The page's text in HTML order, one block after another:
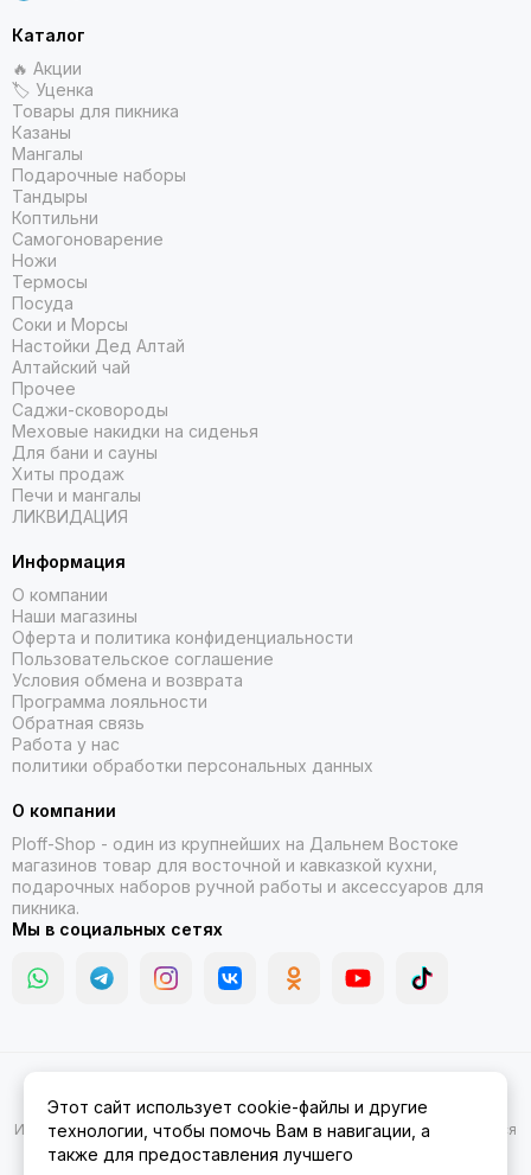
Каталог
🔥 Акции
🏷 Уценка
Товары для пикника
Казаны
Мангалы
Подарочные наборы
Тандыры
Коптильни
Самогоноварение
Ножи
Термосы
Посуда
Соки и Морсы
Настойки Дед Алтай
Алтайский чай
Прочее
Саджи-сковороды
Меховые накидки на сиденья
Для бани и сауны
Хиты продаж
Печи и мангалы
ЛИКВИДАЦИЯ
Информация
О компании
Наши магазины
Оферта и политика конфиденциальности
Пользовательское соглашение
Условия обмена и возврата
Программа лояльности
Обратная связь
Работа у нас
политики обработки персональных данных
О компании
Ploff-Shop - один из крупнейших на Дальнем Востоке
магазинов товар для восточной и кавказкой кухни,
подарочных наборов ручной работы и аксессуаров для
пикника.
Мы в социальных сетях
Амуре.Карта сайта
Информация на сайте носит ознакомительный характер и не является
публичной офертой.
Этот сайт использует cookie-файлы и другие
технологии, чтобы помочь Вам в навигации, а
также для предоставления лучшего